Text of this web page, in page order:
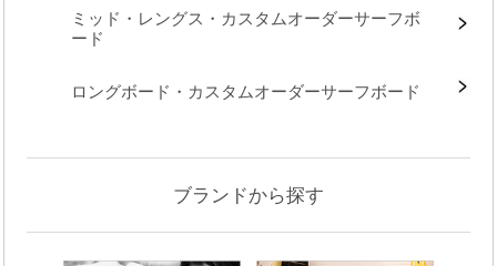
ミッド・レングス・カスタムオーダーサーフボ
ード
ロングボード・カスタムオーダーサーフボード
ブランドから探す